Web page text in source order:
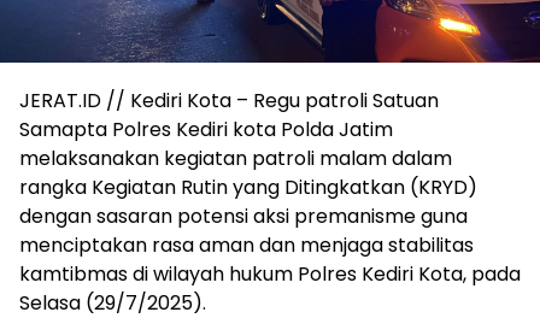
JERAT.ID // Kediri Kota – Regu patroli Satuan
Samapta Polres Kediri kota Polda Jatim
melaksanakan kegiatan patroli malam dalam
rangka Kegiatan Rutin yang Ditingkatkan (KRYD)
dengan sasaran potensi aksi premanisme guna
menciptakan rasa aman dan menjaga stabilitas
kamtibmas di wilayah hukum Polres Kediri Kota, pada
Selasa (29/7/2025).